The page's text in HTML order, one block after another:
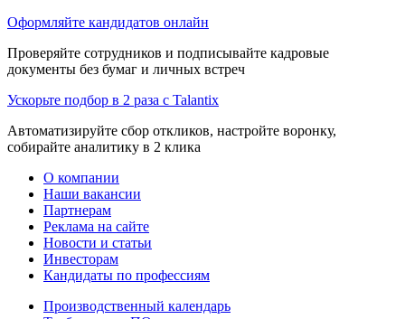
Оформляйте кандидатов онлайн
Проверяйте сотрудников и подписывайте кадровые
документы без бумаг и личных встреч
Ускорьте подбор в 2 раза с Talantix
Автоматизируйте сбор откликов, настройте воронку,
собирайте аналитику в 2 клика
О компании
Наши вакансии
Партнерам
Реклама на сайте
Новости и статьи
Инвесторам
Кандидаты по профессиям
Производственный календарь